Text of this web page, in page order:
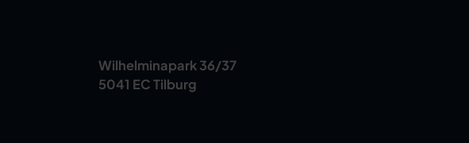
Wilhelminapark 36/37
5041 EC Tilburg